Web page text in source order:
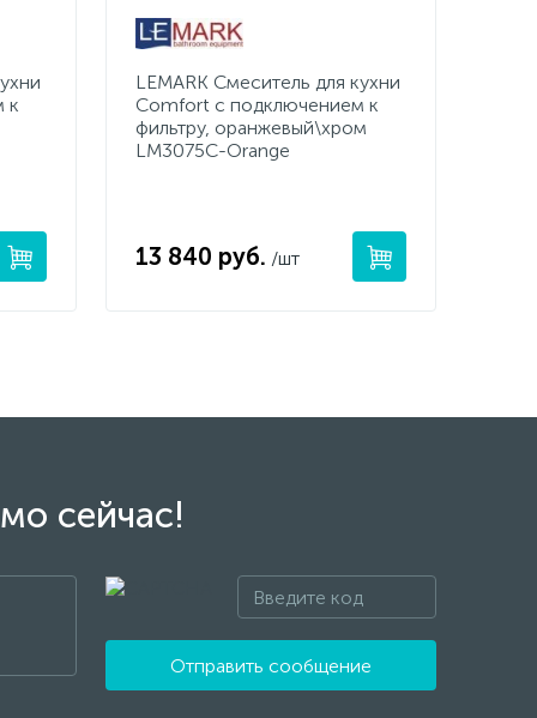
к
LEMARK Смеситель для кухни
Comfort с подключением к
фильтру, оранжевый\хром
LM3075C-Orange
13 840 руб. /шт
сейчас!
Отправить сообщение